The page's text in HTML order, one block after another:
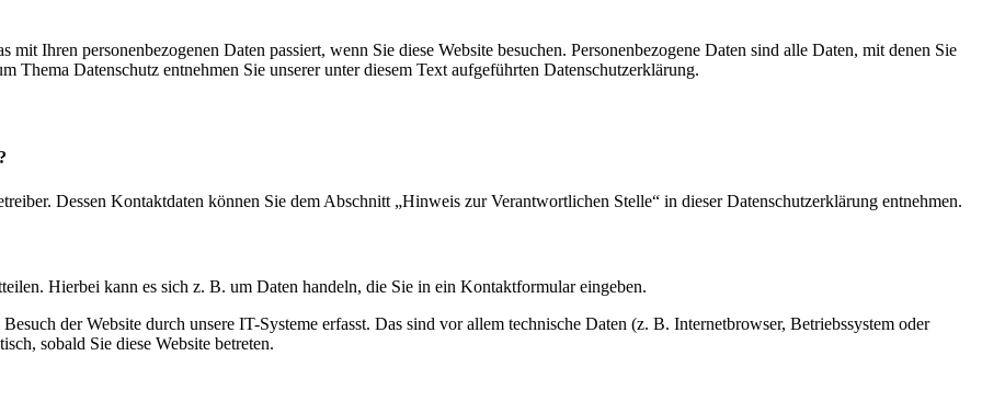
Ihren personenbezogenen Daten passiert, wenn Sie diese Website besuchen. Personenbezogene Daten sind alle Daten, mit denen Sie
Datenschutz entnehmen Sie unserer unter diesem Text aufgeführten Datenschutzerklärung.
Dessen Kontaktdaten können Sie dem Abschnitt „Hinweis zur Verantwortlichen Stelle“ in dieser Datenschutzerklärung entnehmen.
Hierbei kann es sich z. B. um Daten handeln, die Sie in ein Kontaktformular eingeben.
der Website durch unsere IT-Systeme erfasst. Das sind vor allem technische Daten (z. B. Internetbrowser, Betriebssystem oder
sobald Sie diese Website betreten.